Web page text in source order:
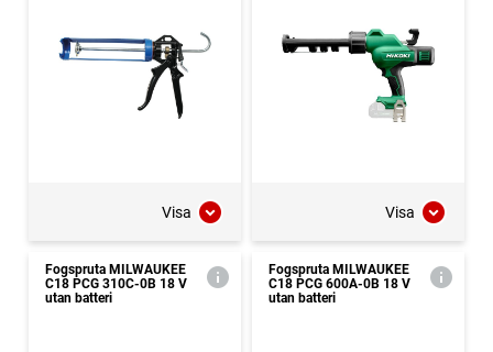
Visa Visa
Fogspruta MILWAUKEE
C18 PCG 310C-0B 18 V
utan batteri
Fogspruta MILWAUKEE
C18 PCG 600A-0B 18 V
utan batteri